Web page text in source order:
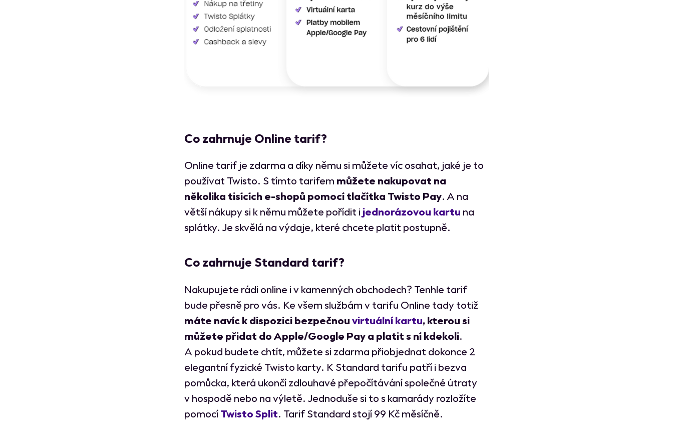
Co zahrnuje Online tarif?
Online tarif je zdarma a díky němu si můžete víc osahat, jaké je to
používat Twisto. S tímto tarifem můžete nakupovat na
několika tisících e-shopů pomocí tlačítka Twisto Pay. A na
větší nákupy si k němu můžete pořídit i jednorázovou kartu na
splátky. Je skvělá na výdaje, které chcete platit postupně.
Co zahrnuje Standard tarif?
Nakupujete rádi online i v kamenných obchodech? Tenhle tarif
bude přesně pro vás. Ke všem službám v tarifu Online tady totiž
máte navíc k dispozici bezpečnouvirtuální kartu, kterou si
můžete přidat do Apple/Google Pay a platit s ní kdekoli.
A pokud budete chtít, můžete si zdarma přiobjednat dokonce 2
elegantní fyzické Twisto karty. K Standard tarifu patří i bezva
pomůcka, která ukončí zdlouhavé přepočítávání společné útraty
v hospodě nebo na výletě. Jednoduše si to s kamarády rozložíte
pomocíTwisto Split. Tarif Standard stojí 99 Kč měsíčně.